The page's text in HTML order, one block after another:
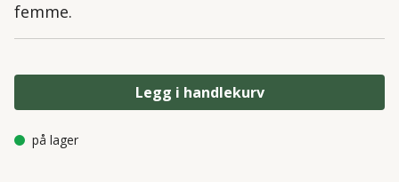
femme.
Legg i handlekurv
på lager